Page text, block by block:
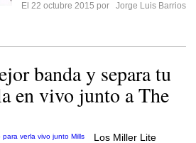
El 22 octubre 2015 por
Jorge Luis Barrios
banda y separa tu
en vivo junto a The
Los Miller Lite